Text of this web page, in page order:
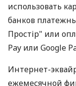
использовать
банков
Простір" или
Pay или Google
Интернет-
ежемесячной